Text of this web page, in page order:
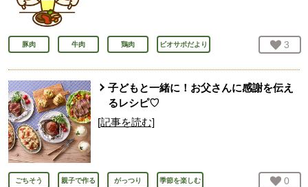
豚肉 牛肉 鶏肉 ビオサポだより お気
3
子どもと一緒に！お父さんに感謝を伝え
るレシピ♡
[記事を読む]
ごちそう 親子で作る がっつり 季節を楽しむ お気
0